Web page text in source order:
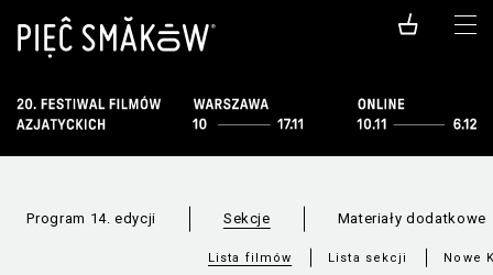
Program 14. edycji Sekcje
Lista filmów Lista sekcji Nowe
Materiały dodatkowe